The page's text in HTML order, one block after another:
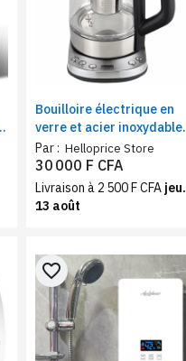
Bouilloire électrique en
verre et acier inoxydable
avec filtre | 1,8 L | Sans fil,
Garde au chaud, Gris clair
Par : Helloprice Store
30 000 F CFA
Livraison à 2 500 F CFA jeu.
13 août
favorite_border